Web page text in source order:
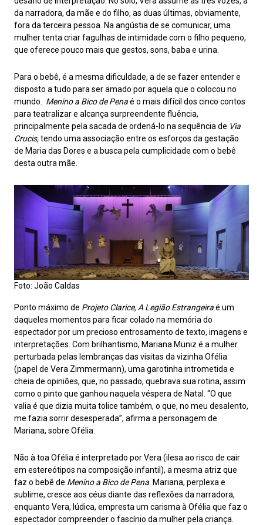
da narradora, da mãe e do filho, as duas últimas, obviamente,
fora da terceira pessoa. Na angústia de se comunicar, uma
mulher tenta criar fagulhas de intimidade com o filho pequeno,
que oferece pouco mais que gestos, sons, baba e urina.
Para o bebê, é a mesma dificuldade, a de se fazer entender e
disposto a tudo para ser amado por aquela que o colocou no
mundo. Menino a Bico de Penaé o mais difícil dos cinco contos
para teatralizar e alcança surpreendente fluência,
principalmente pela sacada de ordená-lo na sequência de Via
Crucis,tendo uma associação entre os esforços da gestação
de Maria das Dores e a busca pela cumplicidade com o bebê
desta outra mãe.
Foto: João Caldas
Ponto máximo de Projeto Clarice, A Legião Estrangeiraé um
daqueles momentos para ficar colado na memória do
espectador por um precioso entrosamento de texto, imagens e
interpretações. Com brilhantismo, Mariana Muniz é a mulher
perturbada pelas lembranças das visitas da vizinha Ofélia
(papel de Vera Zimmermann), uma garotinha intrometida e
cheia de opiniões, que, no passado, quebrava sua rotina, assim
como o pinto que ganhou naquela véspera de Natal. “O que
valia é que dizia muita tolice também, o que, no meu desalento,
me fazia sorrir desesperada”, afirma a personagem de
Mariana, sobre Ofélia.
Não à toa Ofélia é interpretado por Vera (ilesa ao risco de cair
em estereótipos na composição infantil), a mesma atriz que
faz o bebê de Menino a Bico de Pena. Mariana, perplexa e
sublime, cresce aos céus diante das reflexões da narradora,
enquanto Vera, lúdica, empresta um carisma à Ofélia que faz o
espectador compreender o fascínio da mulher pela criança.